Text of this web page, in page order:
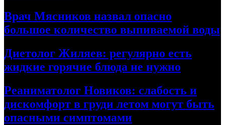
Врач Мясников назвал опасно
большое количество выпиваемой воды
Диетолог Жиляев: регулярно есть
жидкие горячие блюда не нужно
Реаниматолог Новиков: слабость и
дискомфорт в груди летом могут быть
опасными симптомами